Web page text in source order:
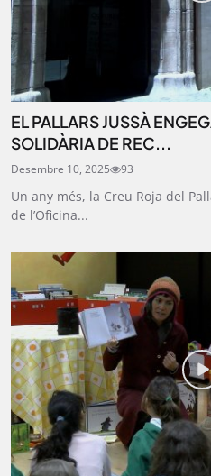
EL PALLARS JUSSÀ
SOLIDÀRIA DE REC...
Desembre 10, 2025 93
Un any més, la Creu Roja del
de l’Oficina...